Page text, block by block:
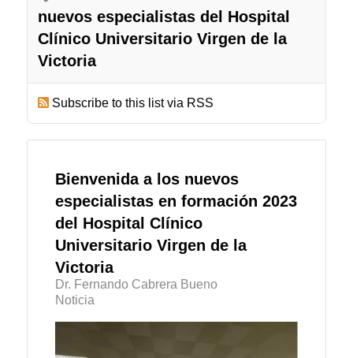
nuevos especialistas del Hospital
Clínico Universitario Virgen de la
Victoria
Subscribe to this list via RSS
Bienvenida a los nuevos
especialistas en formación 2023
del Hospital Clínico
Universitario Virgen de la
Victoria
Dr. Fernando Cabrera Bueno
Noticia